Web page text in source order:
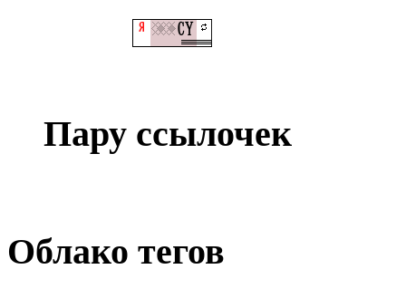
Пару ссылочек
Облако тегов